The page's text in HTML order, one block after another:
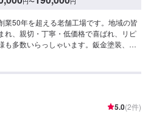
業50年を超える老舗工場です。地域の皆
れ、親切・丁寧・低価格で喜ばれ、リピ
も多数いらっしゃいます。鈑金塗装、整
してご依頼ください【作業実績】トヨタ
通常3～5日程度で納車いたします。※お
5.0(2件)